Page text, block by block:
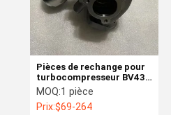
Vidéos
À Propos De
Nous
Pièces de rechange pour
turbocompresseur BV43
53039880127 28200-
4A480 de moteur Hyundai
personnalisé
MOQ:1 pièce
Prix:$69-264